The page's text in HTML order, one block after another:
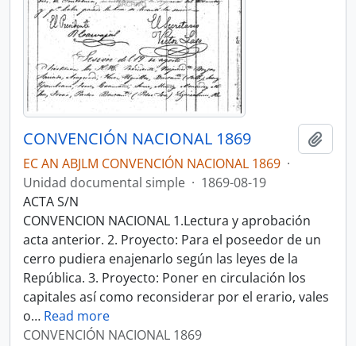
CONVENCIÓN NACIONAL 1869
EC AN ABJLM CONVENCIÓN NACIONAL 1869 ·
Unidad documental simple · 1869-08-19
ACTA S/N
CONVENCION NACIONAL 1.Lectura y aprobación
acta anterior. 2. Proyecto: Para el poseedor de un
cerro pudiera enajenarlo según las leyes de la
República. 3. Proyecto: Poner en circulación los
capitales así como reconsiderar por el erario, vales
o… Read more
CONVENCIÓN NACIONAL 1869